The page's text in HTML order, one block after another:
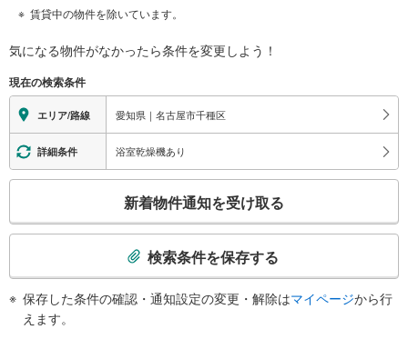
賃貸中の物件を除いています。
気になる物件がなかったら条件を変更しよう！
現在の検索条件
エリア/路線 愛知県｜名古屋市千種区
詳細条件 浴室乾燥機あり
検
新着物件通知を受け取る
検索条件を保存する
保存した条件の確認・通知設定の変更・解除はマイページから行
えます。